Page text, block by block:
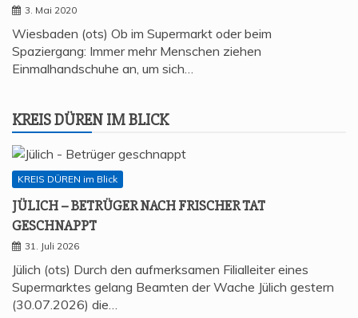
3. Mai 2020
Wiesbaden (ots) Ob im Supermarkt oder beim
Spaziergang: Immer mehr Menschen ziehen
Einmalhandschuhe an, um sich…
KREIS DÜREN IM BLICK
KREIS DÜREN im Blick
JÜLICH – BETRÜ­GER NACH FRI­SCHER TAT
GESCHNAPPT
31. Juli 2026
Jülich (ots) Durch den aufmerksamen Filialleiter eines
Supermarktes gelang Beamten der Wache Jülich gestern
(30.07.2026) die…